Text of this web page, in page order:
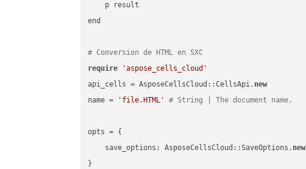
    p result
end
# Conversion de HTML en SXC
require
'aspose_cells_cloud'
api_cells = AsposeCellsCloud::CellsApi. new
name =
'file.HTML' # String | The document name.
opts = {
    save_options: AsposeCellsCloud::SaveOptions.
new
}